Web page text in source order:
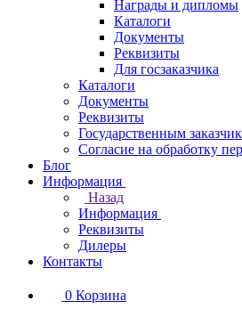
Награды и дипломы
Каталоги
Документы
Реквизиты
Для госзаказчика
Каталоги
Документы
Реквизиты
Государственным
Согласие на обработку
Блог
Информация
Назад
Информация
Реквизиты
Дилеры
Контакты
0 Корзина